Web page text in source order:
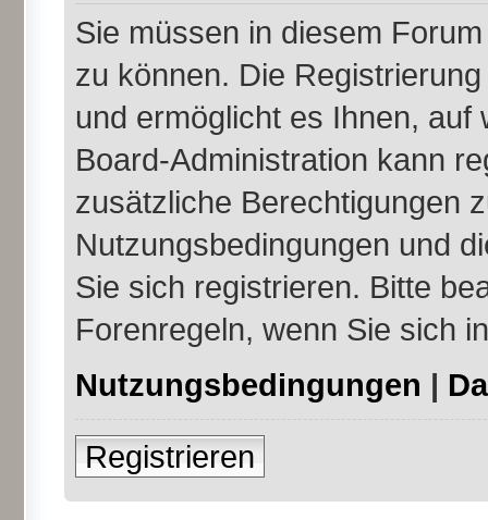
Sie müssen in diesem
zu können. Die
und ermöglicht es Ihnen,
Board-Administration kann
zusätzliche Berechtigungen
Nutzungsbedingungen und
Sie sich registrieren. Bitte
Forenregeln, wenn Sie sich
Nutzungsbedingungen |
Registrieren